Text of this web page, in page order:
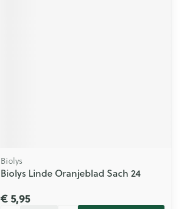
Biolys
Biolys Linde Oranjeblad Sach 24
€ 5,95